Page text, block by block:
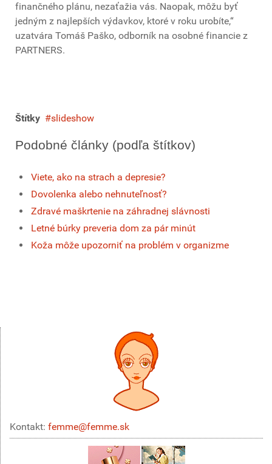
finančného plánu, nezaťažia vás. Naopak, môžu byť
jedným z najlepších výdavkov, ktoré v roku urobíte,“
uzatvára Tomáš Paško, odborník na osobné financie z
PARTNERS.
Štítky slideshow
Podobné články (podľa štítkov)
Viete, ako na strach a depresie?
Dovolenka alebo nehnuteľnosť?
Zdravé maškrtenie na záhradnej slávnosti
Letné búrky preveria dom za pár minút
Koža môže upozorniť na problém v organizme
Kontakt: femme@femme.sk